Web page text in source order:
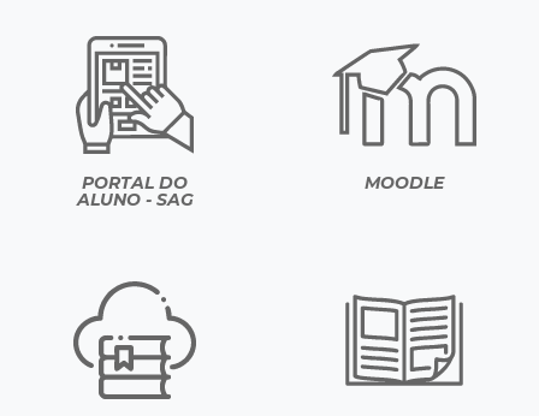
PORTAL DO
ALUNO - SAG
MOODLE